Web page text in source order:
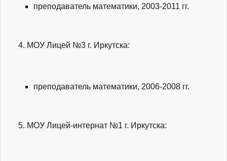
преподаватель математики, 2003-2011 гг.
4. МОУ Лицей №3 г. Иркутска:
преподаватель математики, 2006-2008 гг.
5. МОУ Лицей-интернат №1 г. Иркутска: